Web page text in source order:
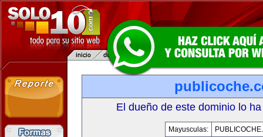
El dueño de este dominio lo
Mayusculas: